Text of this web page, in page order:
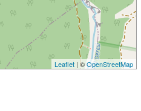
Leaflet| ©OpenStreetMap